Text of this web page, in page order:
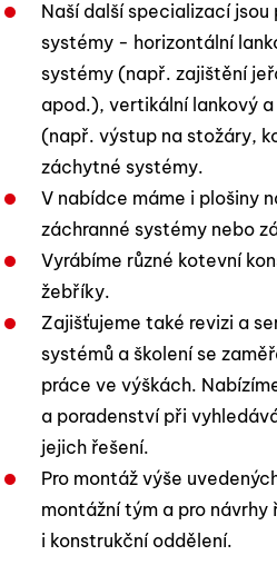
Naší další specializací
systémy - horizontální
systémy (např. zajištění
apod.), vertikální lankový
(např. výstup na stožáry,
záchytné systémy.
V nabídce máme i plošiny
záchranné systémy nebo
Vyrábíme různé kotevní
žebříky.
Zajišťujeme také revizi a
systémů a školení se
práce ve výškách.
a poradenství při
jejich řešení.
Pro montáž výše
montážní tým a pro
i konstrukční oddělení.